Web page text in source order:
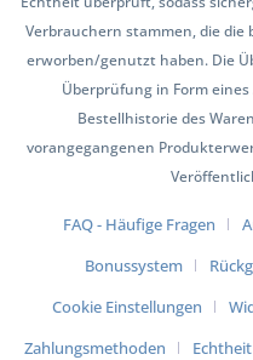
Verbrauchern stammen, die
erworben/genutzt haben. Die
Überprüfung in Form
Bestellhistorie des
vorangegangenen
FAQ - Häufige Fragen
Bonussystem
Cookie Einstellungen
Zahlungsmethoden